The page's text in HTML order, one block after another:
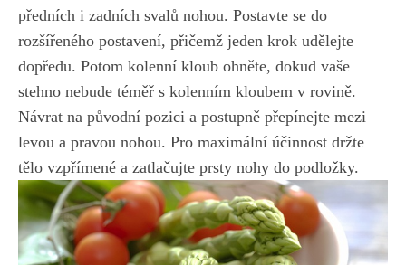
předních ⁣i ‌zadních svalů nohou. Postavte se ⁤do
rozšířeného ⁤postavení, ​přičemž ‌jeden krok udělejte
dopředu. ‌Potom kolenní⁢ kloub ohněte, dokud vaše
stehno⁤ nebude téměř⁣ s kolenním ‌kloubem v ⁢rovině.
Návrat ⁣na původní⁤ pozici a postupně přepínejte mezi
levou a pravou nohou. Pro​ maximální⁢ účinnost držte
tělo⁣ vzpřímené‍ a zatlačujte prsty nohy do ⁤podložky.